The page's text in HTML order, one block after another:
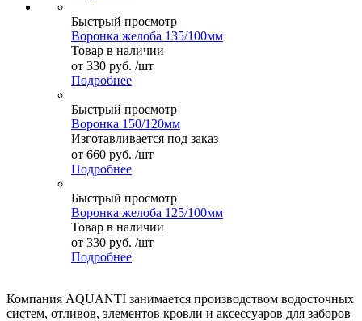
Быстрый просмотр
Воронка желоба 135/100мм
Товар в наличии
от 330 руб. /шт
Подробнее
Быстрый просмотр
Воронка 150/120мм
Изготавливается под заказ
от 660 руб. /шт
Подробнее
Быстрый просмотр
Воронка желоба 125/100мм
Товар в наличии
от 330 руб. /шт
Подробнее
Компания AQUANTI занимается производством водосточных
систем, отливов, элементов кровли и аксессуаров для заборов